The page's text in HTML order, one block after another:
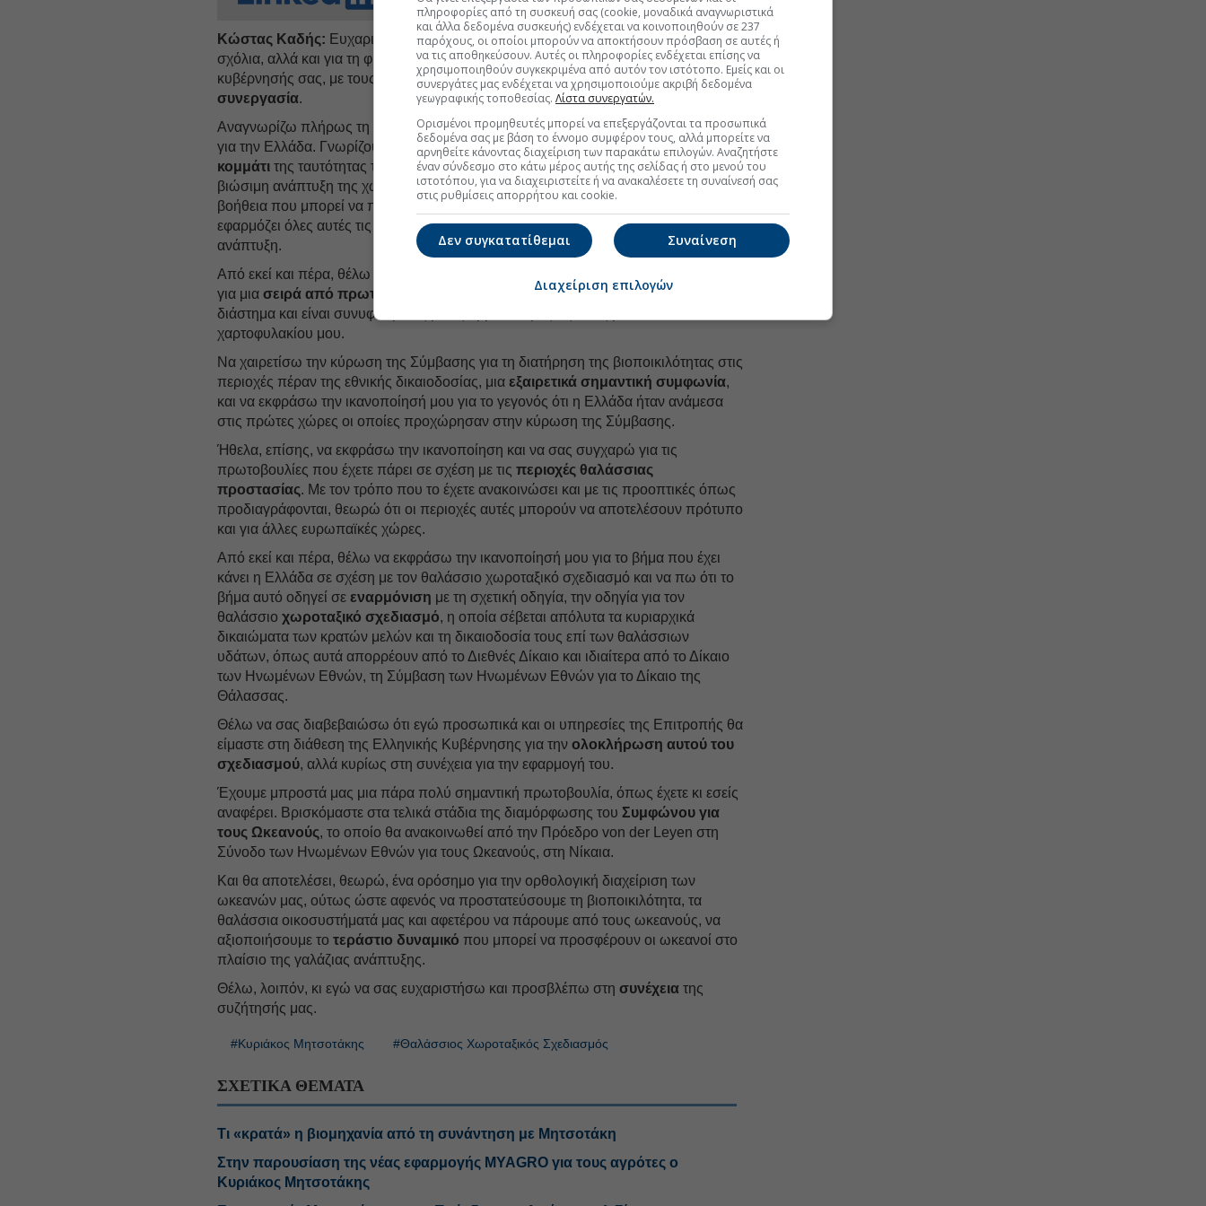
Κώστας Καδής: Ευχαριστώ πάρα πολύ, κ. πρωθυπουργέ, για τα εισαγωγικά σας
σχόλια, αλλά και για τη φιλοξενία και ευχαριστώ και τους υπουργούς της
κυβέρνησής σας, με τους οποίους ήδη αρχίσαμε μίαεποικοδομητική
συνεργασία.
Αναγνωρίζω πλήρως τη σημασία των αρμοδιοτήτων του δικού μου χαρτοφυλακίου
για την Ελλάδα. Γνωρίζουμε όλοι ότι το θαλάσσιο στοιχείο είναιαναπόσπαστο
κομμάτι της ταυτότητας της χώρας. Γνωρίζουμε τη σημασία της θάλασσας για τη
βιώσιμη ανάπτυξη της χώρας και θέλω να τονίσω ότι μπορείτε να στηρίζεστε στη
βοήθεια που μπορεί να παρέχει η Ευρωπαϊκή Επιτροπή, ούτως ώστε η Ελλάδα να
εφαρμόζει όλες αυτές τις πολιτικές οι οποίες είναι συνυφασμένες με την αειφόρο
ανάπτυξη.
Από εκεί και πέρα, θέλω κι εγώ να χαιρετίσω και να εκφράσω την ικανοποίησή μου
για μια σειρά από πρωτοβουλίες
τις οποίες έχει πάρει η Ελλάδα το τελευταίο
διάστημα και είναι συνυφασμένες με τις αρμοδιότητες τις δικές μου και του
χαρτοφυλακίου μου.
Να χαιρετίσω την κύρωση της Σύμβασης για τη διατήρηση της βιοποικιλότητας στις
περιοχές πέραν της εθνικής δικαιοδοσίας, μιαεξαιρετικά σημαντική συμφωνία,
και να εκφράσω την ικανοποίησή μου για το γεγονός ότι η Ελλάδα ήταν ανάμεσα
στις πρώτες χώρες οι οποίες προχώρησαν στην κύρωση της Σύμβασης.
Ήθελα, επίσης, να εκφράσω την ικανοποίηση και να σας συγχαρώ για τις
πρωτοβουλίες που έχετε πάρει σε σχέση με τιςπεριοχές θαλάσσιας
προστασίας. Με τον τρόπο που το έχετε ανακοινώσει και με τις προοπτικές όπως
προδιαγράφονται, θεωρώ ότι οι περιοχές αυτές μπορούν να αποτελέσουν πρότυπο
και για άλλες ευρωπαϊκές χώρες.
Από εκεί και πέρα, θέλω να εκφράσω την ικανοποίησή μου για το βήμα που έχει
κάνει η Ελλάδα σε σχέση με τον θαλάσσιο χωροταξικό σχεδιασμό και να πω ότι το
βήμα αυτό οδηγεί σεεναρμόνιση με τη σχετική οδηγία, την οδηγία για τον
θαλάσσιοχωροταξικό σχεδιασμό, η οποία σέβεται απόλυτα τα κυριαρχικά
δικαιώματα των κρατών μελών και τη δικαιοδοσία τους επί των θαλάσσιων
υδάτων, όπως αυτά απορρέουν από το Διεθνές Δίκαιο και ιδιαίτερα από το Δίκαιο
των Ηνωμένων Εθνών, τη Σύμβαση των Ηνωμένων Εθνών για το Δίκαιο της
Θάλασσας.
Θέλω να σας διαβεβαιώσω ότι εγώ προσωπικά και οι υπηρεσίες της Επιτροπής θα
είμαστε στη διάθεση της Ελληνικής Κυβέρνησης για την ολοκλήρωση αυτού του
σχεδιασμού, αλλά κυρίως στη συνέχεια για την εφαρμογή του.
Έχουμε μπροστά μας μια πάρα πολύ σημαντική πρωτοβουλία, όπως έχετε κι εσείς
αναφέρει. Βρισκόμαστε στα τελικά στάδια της διαμόρφωσης του Συμφώνου για
τους Ωκεανούς, το οποίο θα ανακοινωθεί από την Πρόεδρο von der Leyen στη
Σύνοδο των Ηνωμένων Εθνών για τους Ωκεανούς, στη Νίκαια.
Και θα αποτελέσει, θεωρώ, ένα ορόσημο για την ορθολογική διαχείριση των
ωκεανών μας, ούτως ώστε αφενός να προστατεύσουμε τη βιοποικιλότητα, τα
θαλάσσια οικοσυστήματά μας και αφετέρου να πάρουμε από τους ωκεανούς, να
αξιοποιήσουμε το τεράστιο δυναμικό που μπορεί να προσφέρουν οι ωκεανοί στο
πλαίσιο της γαλάζιας ανάπτυξης.
Θέλω, λοιπόν, κι εγώ να σας ευχαριστήσω και προσβλέπω στησυνέχεια της
συζήτησής μας.
#Κυριάκος Μητσοτάκης #Θαλάσσιος Χωροταξικός Σχεδιασμός
ΣΧΕΤΙΚΑ ΘΕΜΑΤΑ
Τι «κρατά» η βιομηχανία από τη συνάντηση με Μητσοτάκη
Στην παρουσίαση της νέας εφαρμογής MYAGRO για τους αγρότες ο
Κυριάκος Μητσοτάκης
πληροφορίες από τη συσκευή σας (cookie, μοναδικά αναγνωριστικά
και άλλα δεδομένα συσκευής) ενδέχεται να κοινοποιηθούν σε 237
παρόχους, οι οποίοι μπορούν να αποκτήσουν πρόσβαση σε αυτές ή
να τις αποθηκεύσουν. Αυτές οι πληροφορίες ενδέχεται επίσης να
χρησιμοποιηθούν συγκεκριμένα από αυτόν τον ιστότοπο. Εμείς και οι
συνεργάτες μας ενδέχεται να χρησιμοποιούμε ακριβή δεδομένα
γεωγραφικής τοποθεσίας. Λίστα συνεργατών.
Ορισμένοι προμηθευτές μπορεί να επεξεργάζονται τα προσωπικά
δεδομένα σας με βάση το έννομο συμφέρον τους, αλλά μπορείτε να
αρνηθείτε κάνοντας διαχείριση των παρακάτω επιλογών. Αναζητήστε
έναν σύνδεσμο στο κάτω μέρος αυτής της σελίδας ή στο μενού του
ιστοτόπου, για να διαχειριστείτε ή να ανακαλέσετε τη συναίνεσή σας
στις ρυθμίσεις απορρήτου και cookie.
Συναίνεση
Δεν συγκατατίθεμαι
Διαχείριση επιλογών